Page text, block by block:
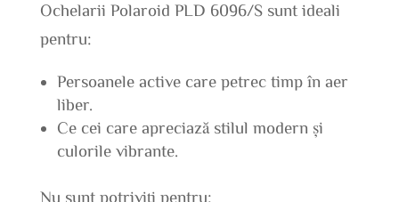
Ochelarii Polaroid PLD 6096/S sunt ideali
pentru:
Persoanele active care petrec timp în aer
liber.
Ce cei care apreciază stilul modern și
culorile vibrante.
Nu sunt potriviți pentru: